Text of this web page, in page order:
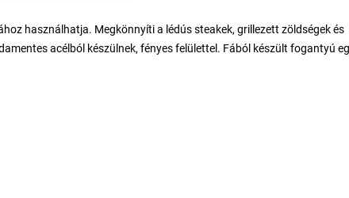
használhatja. Megkönnyíti a lédús steakek, grillezett zöldségek és
acélból készülnek, fényes felülettel. Fából készült fogantyú